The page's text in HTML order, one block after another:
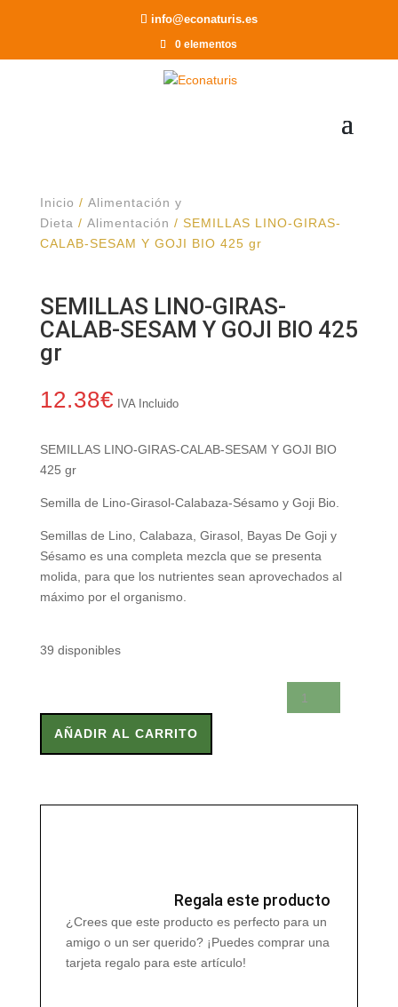
info@econaturis.es
0 elementos
Inicio / Alimentación y
Dieta / Alimentación / SEMILLAS LINO-GIRAS-
CALAB-SESAM Y GOJI BIO 425 gr
SEMILLAS LINO-GIRAS-
CALAB-SESAM Y GOJI BIO 425
gr
12.38€ IVA Incluido
SEMILLAS LINO-GIRAS-CALAB-SESAM Y GOJI BIO
425 gr
Semilla de Lino-Girasol-Calabaza-Sésamo y Goji Bio.
Semillas de Lino, Calabaza, Girasol, Bayas De Goji y
Sésamo es una completa mezcla que se presenta
molida, para que los nutrientes sean aprovechados al
máximo por el organismo.
39 disponibles
LINO-
GIRAS-
CALAB-
AÑADIR AL CARRITO
Regala este producto
¿Crees que este producto es perfecto para un
amigo o un ser querido? ¡Puedes comprar una
tarjeta regalo para este artículo!